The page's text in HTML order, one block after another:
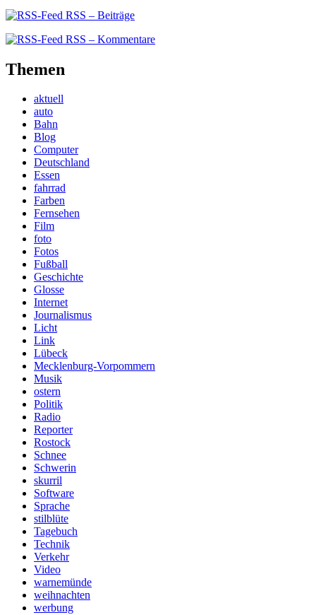
RSS – Beiträge
RSS – Kommentare
Themen
aktuell
auto
Bahn
Blog
Computer
Deutschland
Essen
fahrrad
Farben
Fernsehen
Film
foto
Fotos
Fußball
Geschichte
Glosse
Internet
Journalismus
Licht
Link
Lübeck
Mecklenburg-Vorpommern
Musik
ostern
Politik
Radio
Reporter
Rostock
Schnee
Schwerin
skurril
Software
Sprache
stilblüte
Tagebuch
Technik
Verkehr
Video
warnemünde
weihnachten
werbung